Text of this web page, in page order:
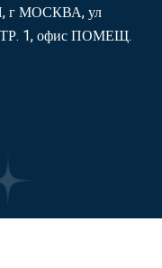
г МОСКВА, ул
1, офис ПОМЕЩ.